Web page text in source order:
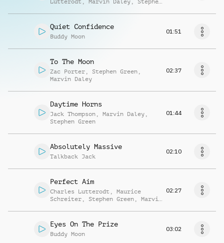
Lutterodt , Marvin Daley , Stephen
Quiet Confidence
Buddy Moon
01:51
To The Moon
Zac Porter , Stephen Green ,
Marvin Daley
02:37
Daytime Horns
Jack Thompson , Marvin Daley ,
Stephen Green
01:44
Absolutely Massive
Talkback Jack
02:10
Perfect Aim
Charles Lutterodt , Maurice
Schreiter , Stephen Green , Marvin
02:27
Eyes On The Prize
Buddy Moon
03:02